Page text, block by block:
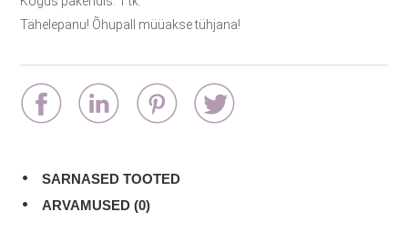
Tähelepanu! Õhupall müüakse tühjana!
SARNASED TOOTED
ARVAMUSED (0)